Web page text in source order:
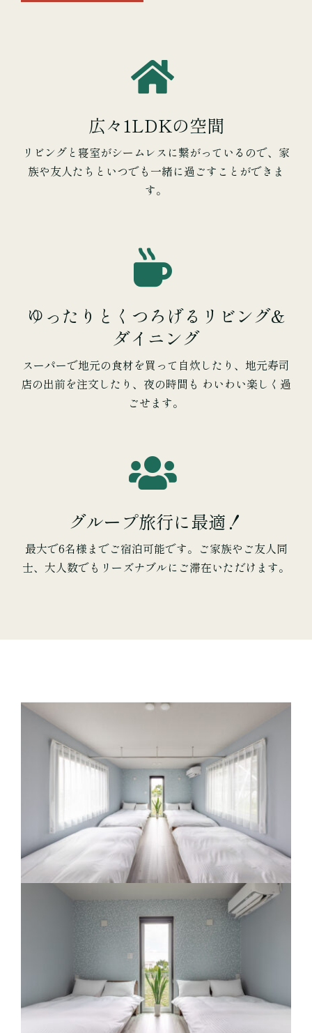
広々1LDKの空間
リビングと寝室がシームレスに繋がっているので、家
族や友人たちといつでも一緒に過ごすことができま
す。
ゆったりとくつろげるリビング&
ダイニング
スーパーで地元の食材を買って自炊したり、地元寿司
店の出前を注文したり、夜の時間も わいわい楽しく過
ごせます。
グループ旅行に最適！
最大で6名様までご宿泊可能です。ご家族やご友人同
士、大人数でもリーズナブルにご滞在いただけます。